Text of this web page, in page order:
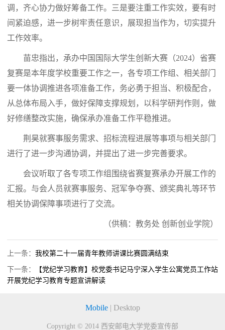
调，齐心协力做好筹备工作。三是要注重工作实效，要有时
间紧迫感，进一步树牢责任意识，展现担当作为，切实提升
工作效率。
苗忠指出，承办中国国际大学生创新大赛（2024） 省赛
复赛是本年度学校重要工作之一，各专项工作组、相关部门
要一体协调推进各项准备工作，务必勇于担当、积极配合，
从总体布局入手，做好保障支撑规划，以科学研判作则，做
好修缮整改实施，确保承办准备工作平稳推进。
荆昊就赛事服务需求、招标流程进展等事项与相关部门
进行了进一步沟通协调，并提出了进一步完善要求。
会议听取了各专项工作组围绕省赛复赛承办开展工作的
汇报。与会人员就赛事服务、冠军争夺赛、颁奖典礼等环节
相关协调保障事项进行了交流。
（供稿：教务处 创新创业学院）
上一条： 我校第二十一届青年教师讲课比赛圆满结束
下一条：
【党纪学习教育】校党委书记马宁深入学生公寓党员工作站
开展党纪学习教育专题宣讲解读
Mobile | Desktop
Copyright © 2014 西安邮电大学党委宣传部